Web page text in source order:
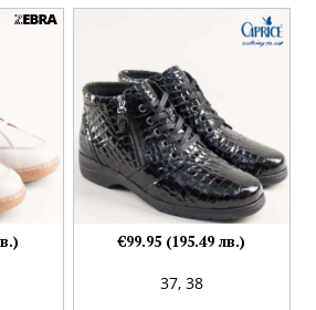
37, 38
€99.95 (195.49 лв.)